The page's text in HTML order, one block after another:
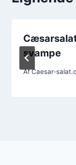
svampe
AfCaesar-